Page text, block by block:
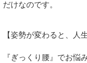
だけなのです。
【姿勢が変わると、人
『ぎっくり腰』でお悩